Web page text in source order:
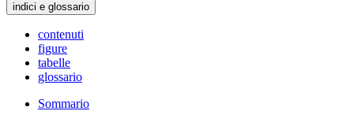
indici e glossario
contenuti
figure
tabelle
glossario
Sommario